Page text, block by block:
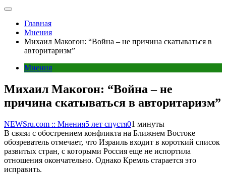
Главная
Мнения
Михаил Макогон: “Война – не причина скатываться в
авторитаризм”
Мнения
Михаил Макогон: “Война – не
причина скатываться в авторитаризм”
NEWSru.com :: Мнения5 лет спустя01 минуты
В связи с обострением конфликта на Ближнем Востоке
обозреватель отмечает, что Израиль входит в короткий список
развитых стран, с которыми Россия еще не испортила
отношения окончательно. Однако Кремль старается это
исправить.